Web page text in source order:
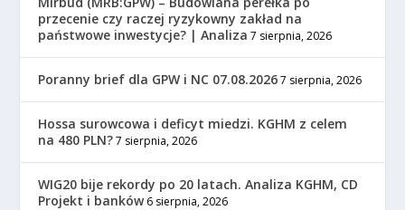
przecenie czy raczej ryzykowny zakład na
państwowe inwestycje? | Analiza 7 sierpnia, 2026
Poranny brief dla GPW i NC 07.08.2026 7 sierpnia, 2026
Hossa surowcowa i deficyt miedzi. KGHM z celem
na 480 PLN? 7 sierpnia, 2026
WIG20 bije rekordy po 20 latach. Analiza KGHM, CD
Projekt i banków 6 sierpnia, 2026